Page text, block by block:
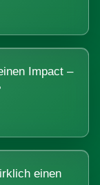
Impact –
einen